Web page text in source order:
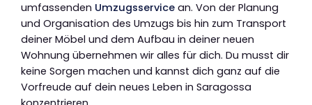
umfassenden Umzugsservice an. Von der Planung
und Organisation des Umzugs bis hin zum Transport
deiner Möbel und dem Aufbau in deiner neuen
Wohnung übernehmen wir alles für dich. Du musst dir
keine Sorgen machen und kannst dich ganz auf die
Vorfreude auf dein neues Leben in Saragossa